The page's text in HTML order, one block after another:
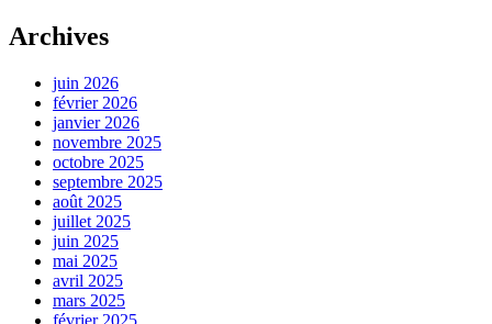
Archives
juin 2026
février 2026
janvier 2026
novembre 2025
octobre 2025
septembre 2025
août 2025
juillet 2025
juin 2025
mai 2025
avril 2025
mars 2025
février 2025